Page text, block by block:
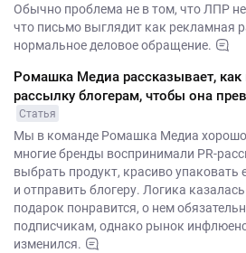
Обычно проблема не в том, что ЛПР не
что письмо выглядит как рекламная
нормальное деловое обращение.
Ромашка Медиа рассказывает, как
рассылку блогерам, чтобы она
Статья
Мы в команде Ромашка Медиа
многие бренды воспринимали PR-
выбрать продукт, красиво упаковать
и отправить блогеру. Логика
подарок понравится, о нем
подписчикам, однако рынок
изменился.